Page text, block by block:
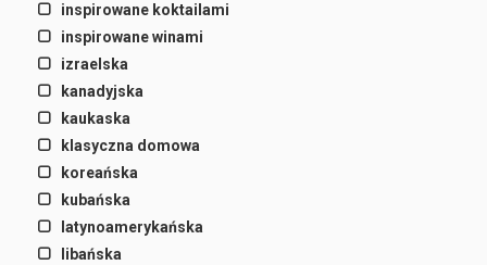
inspirowane koktailami
inspirowane winami
izraelska
kanadyjska
kaukaska
klasyczna domowa
koreańska
kubańska
latynoamerykańska
libańska